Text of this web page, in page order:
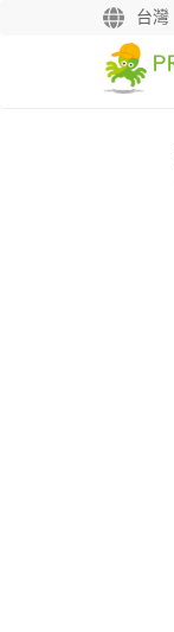
台灣